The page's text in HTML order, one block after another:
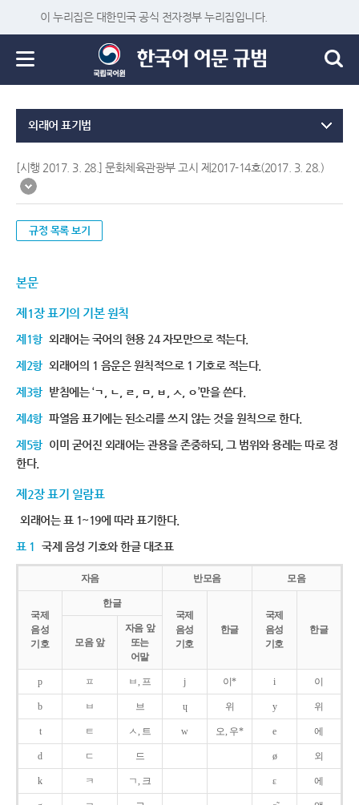
이 누리집은 대한민국 공식 전자정부 누리집입니다.
외래어 표기법
[시행 2017. 3. 28.] 문화체육관광부 고시 제2017-14호(2017. 3. 28.)
규정 목록 보기
본문
제1장 표기의 기본 원칙
제1항 외래어는 국어의 현용 24 자모만으로 적는다.
제2항 외래어의 1 음운은 원칙적으로 1 기호로 적는다.
제3항 받침에는 ‘ㄱ, ㄴ, ㄹ, ㅁ, ㅂ, ㅅ, ㅇ’만을 쓴다.
제4항 파열음 표기에는 된소리를 쓰지 않는 것을 원칙으로 한다.
제5항 이미 굳어진 외래어는 관용을 존중하되, 그 범위와 용례는 따로 정
한다.
제2장 표기 일람표
외래어는 표 1~19에 따라 표기한다.
표 1 국제 음성 기호와 한글 대조표
자음 반모음 모음
국제
음성
기호
한글
국제
음성
기호
한글
국제
음성
기호
한글
모음 앞
자음 앞
또는
어말
p ㅍ ㅂ, 프 j 이* i 이
b ㅂ 브 ɥ 위 y 위
t ㅌ ㅅ, 트 w 오, 우* e 에
d ㄷ 드 ø 외
k ㅋ ㄱ, 크 ɛ 에